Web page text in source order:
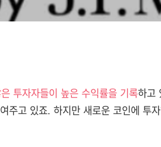
투자자들이 높은 수익률을 기록하고
주고 있죠. 하지만 새로운 코인에 투